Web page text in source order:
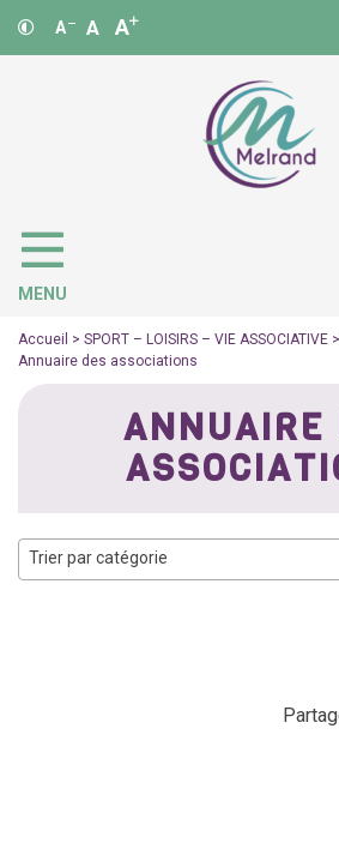
A A A
MENU
Accueil > SPORT – LOISIRS – VIE ASSOCIATIVE >
Annuaire des associations
ANNUAIRE
Trier par catégorie